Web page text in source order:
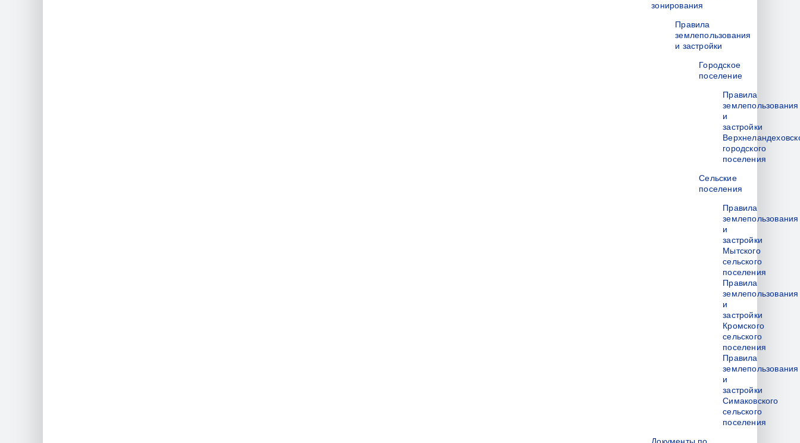
зонирования
Правила
землепользования
и застройки
Городское
поселение
Правила
землепользования
и
застройки
городского
поселения
Сельские
поселения
Правила
землепользования
и
застройки
Мытского
сельского
поселения
Правила
землепользования
и
застройки
Кромского
сельского
поселения
Правила
землепользования
и
застройки
Симаковского
сельского
поселения